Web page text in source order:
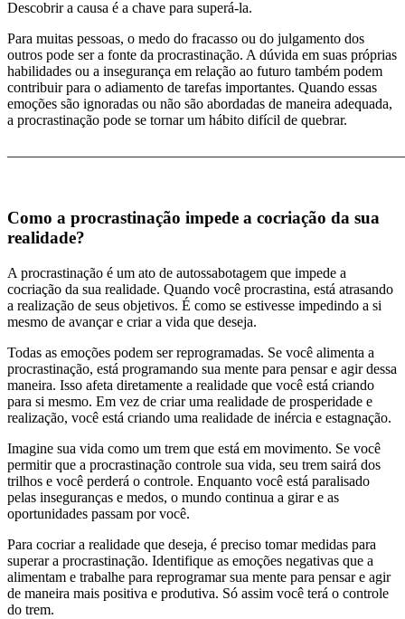
Descobrir a causa é a chave para superá-la.
Para muitas pessoas, o medo do fracasso ou do julgamento dos
outros pode ser a fonte da procrastinação. A dúvida em suas próprias
habilidades ou a insegurança em relação ao futuro também podem
contribuir para o adiamento de tarefas importantes. Quando essas
emoções são ignoradas ou não são abordadas de maneira adequada,
a procrastinação pode se tornar um hábito difícil de quebrar.
Como a procrastinação impede a cocriação da sua
realidade?
A procrastinação é um ato de autossabotagem que impede a
cocriação da sua realidade. Quando você procrastina, está atrasando
a realização de seus objetivos. É como se estivesse impedindo a si
mesmo de avançar e criar a vida que deseja.
Todas as emoções podem ser reprogramadas. Se você alimenta a
procrastinação, está programando sua mente para pensar e agir dessa
maneira. Isso afeta diretamente a realidade que você está criando
para si mesmo. Em vez de criar uma realidade de prosperidade e
realização, você está criando uma realidade de inércia e estagnação.
Imagine sua vida como um trem que está em movimento. Se você
permitir que a procrastinação controle sua vida, seu trem sairá dos
trilhos e você perderá o controle. Enquanto você está paralisado
pelas inseguranças e medos, o mundo continua a girar e as
oportunidades passam por você.
Para cocriar a realidade que deseja, é preciso tomar medidas para
superar a procrastinação. Identifique as emoções negativas que a
alimentam e trabalhe para reprogramar sua mente para pensar e agir
de maneira mais positiva e produtiva. Só assim você terá o controle
do trem.